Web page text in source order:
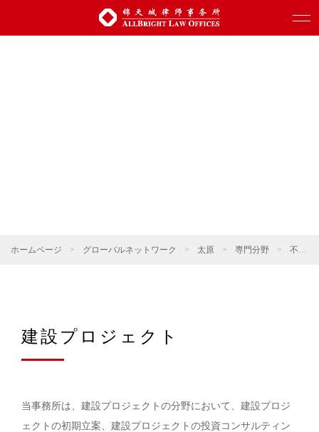
ホームページ > グローバルネットワーク > 太原 > 専門分野 > 不動産・建設プロジェクト
建設プロジェクト
当事務所は、建設プロジェクトの分野において、建設プロジ
ェクトの初期立案、建設プロジェクトの投資コンサルティン